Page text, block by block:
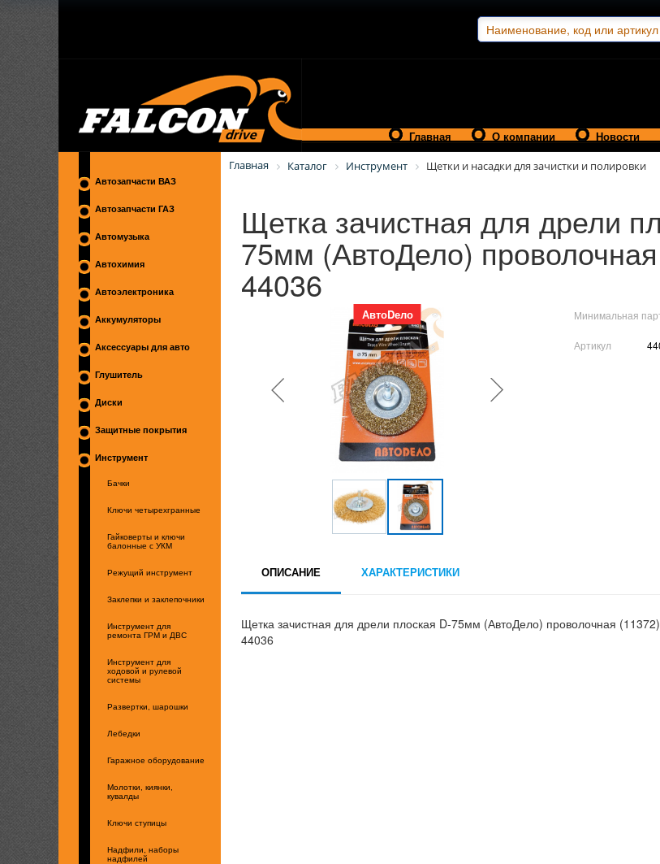
Главная О компании Новости
Автозапчасти ВАЗ
Автозапчасти ГАЗ
Автомузыка
Автохимия
Автоэлектроника
Аккумуляторы
Аксессуары для авто
Глушитель
Диски
Защитные покрытия
Инструмент
Бачки
Ключи четырехгранные
Гайковерты и ключи
балонные с УКМ
Режущий инструмент
Заклепки и заклепочники
Инструмент для
ремонта ГРМ и ДВС
Инструмент для
ходовой и рулевой
системы
Развертки, шарошки
Лебедки
Гаражное оборудование
Молотки, киянки,
кувалды
Ключи ступицы
Надфили, наборы
надфилей
Главная Каталог Инструмент Щетки и насадки для зачистки и полировки
Щетка зачистная для дрели
75мм (АвтоДело)
44036
АвтоDело
Минимальная
Артикул
ОПИСАНИЕ ХАРАКТЕРИСТИКИ
Щетка зачистная для дрели плоская D-75мм (АвтоДело) проволочная (11372)
44036